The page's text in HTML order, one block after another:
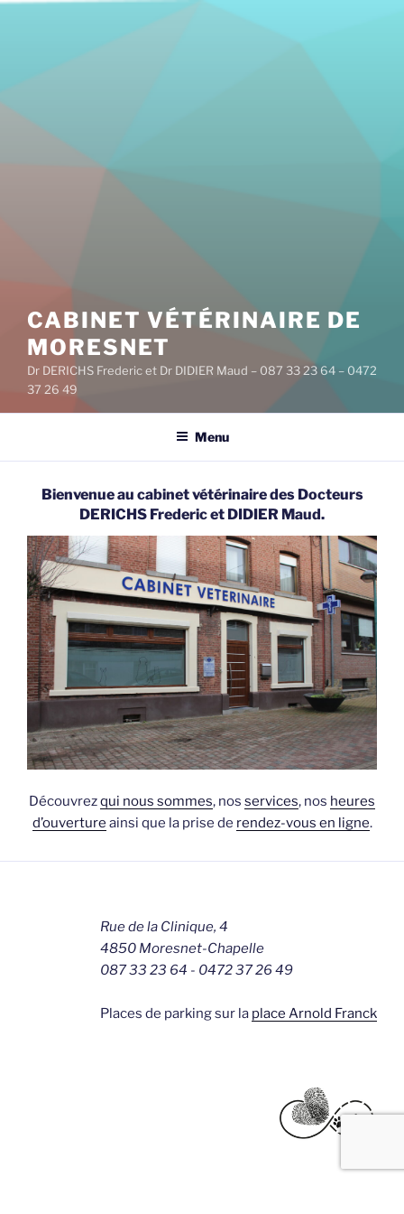
Aller
CABINET VÉTÉRINAIRE DE
MORESNET
Dr DERICHS Frederic et Dr DIDIER Maud – 087 33 23 64 – 0472
37 26 49
Menu
Bienvenue au cabinet vétérinaire des Docteurs
DERICHS Frederic et DIDIER Maud.
Découvrezqui nous sommes, nos services, nos heures
d’ouverture ainsi que la prise de rendez-vous en ligne.
Rue de la Clinique, 4
4850 Moresnet-Chapelle
087 33 23 64 - 0472 37 26 49
Places de parking sur la place Arnold Franck